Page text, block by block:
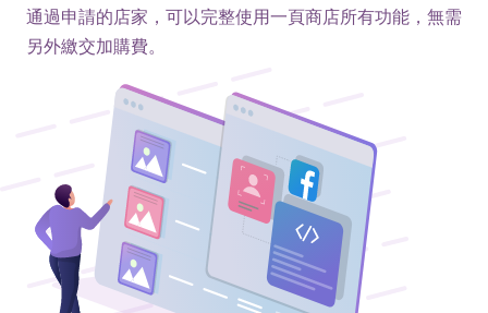
通過申請的店家，可以完整使用一頁商店所有功能，無需
另外繳交加購費。